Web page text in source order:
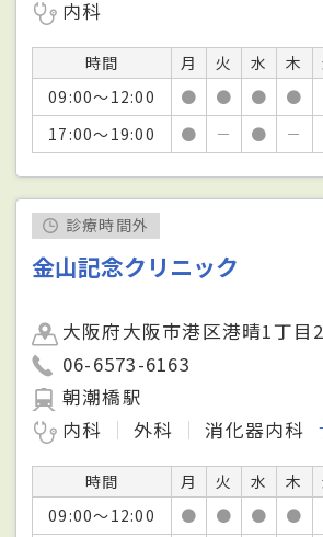
内科
時間 月 火 水 木
09:00～12:00
● ● ● ●
17:00～19:00
● － ● －
診療時間外
金山記念クリニック
大阪府大阪市港区港晴1丁目
06-6573-6163
朝潮橋駅
内科
外科 消化器内科
時間 月 火 水 木
09:00～12:00
● ● ● ●